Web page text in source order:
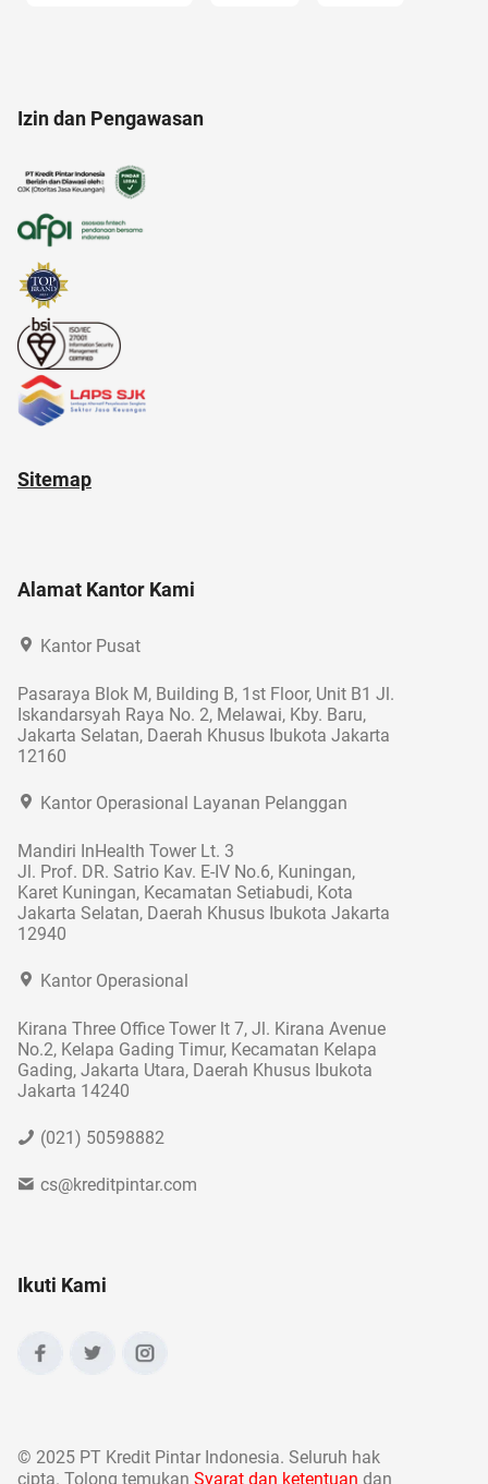
afiliasi
Izin dan Pengawasan
Sitemap
Alamat Kantor Kami
Kantor Pusat
Pasaraya Blok M, Building B, 1st Floor, Unit B1 Jl.
Iskandarsyah Raya No. 2, Melawai, Kby. Baru,
Jakarta Selatan, Daerah Khusus Ibukota Jakarta
12160
Kantor Operasional Layanan Pelanggan
Mandiri InHealth Tower Lt. 3
Jl. Prof. DR. Satrio Kav. E-IV No.6, Kuningan,
Karet Kuningan, Kecamatan Setiabudi, Kota
Jakarta Selatan, Daerah Khusus Ibukota Jakarta
12940
Kantor Operasional
Kirana Three Office Tower lt 7, Jl. Kirana Avenue
No.2, Kelapa Gading Timur, Kecamatan Kelapa
Gading, Jakarta Utara, Daerah Khusus Ibukota
Jakarta 14240
(021) 50598882
cs@kreditpintar.com
Ikuti Kami
© 2025 PT Kredit Pintar Indonesia. Seluruh hak
cipta. Tolong temukan Syarat dan ketentuan dan